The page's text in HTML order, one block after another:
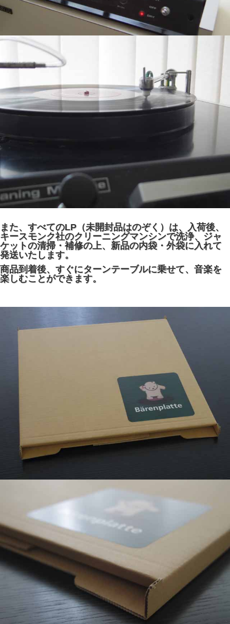
また、すべてのLP（未開封品はのぞく）は、入荷後、
キースモンク社のクリーニングマンシンで洗浄、ジャ
ケットの清掃・補修の上、新品の内袋・外袋に入れて
発送いたします。
商品到着後、すぐにターンテーブルに乗せて、音楽を
楽しむことができます。